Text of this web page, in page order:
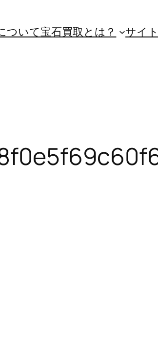
ついて宝石買取とは？ サイ